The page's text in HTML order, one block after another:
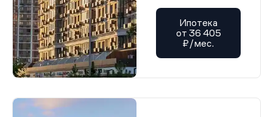
Ипотека
от 36 405
₽/мес.